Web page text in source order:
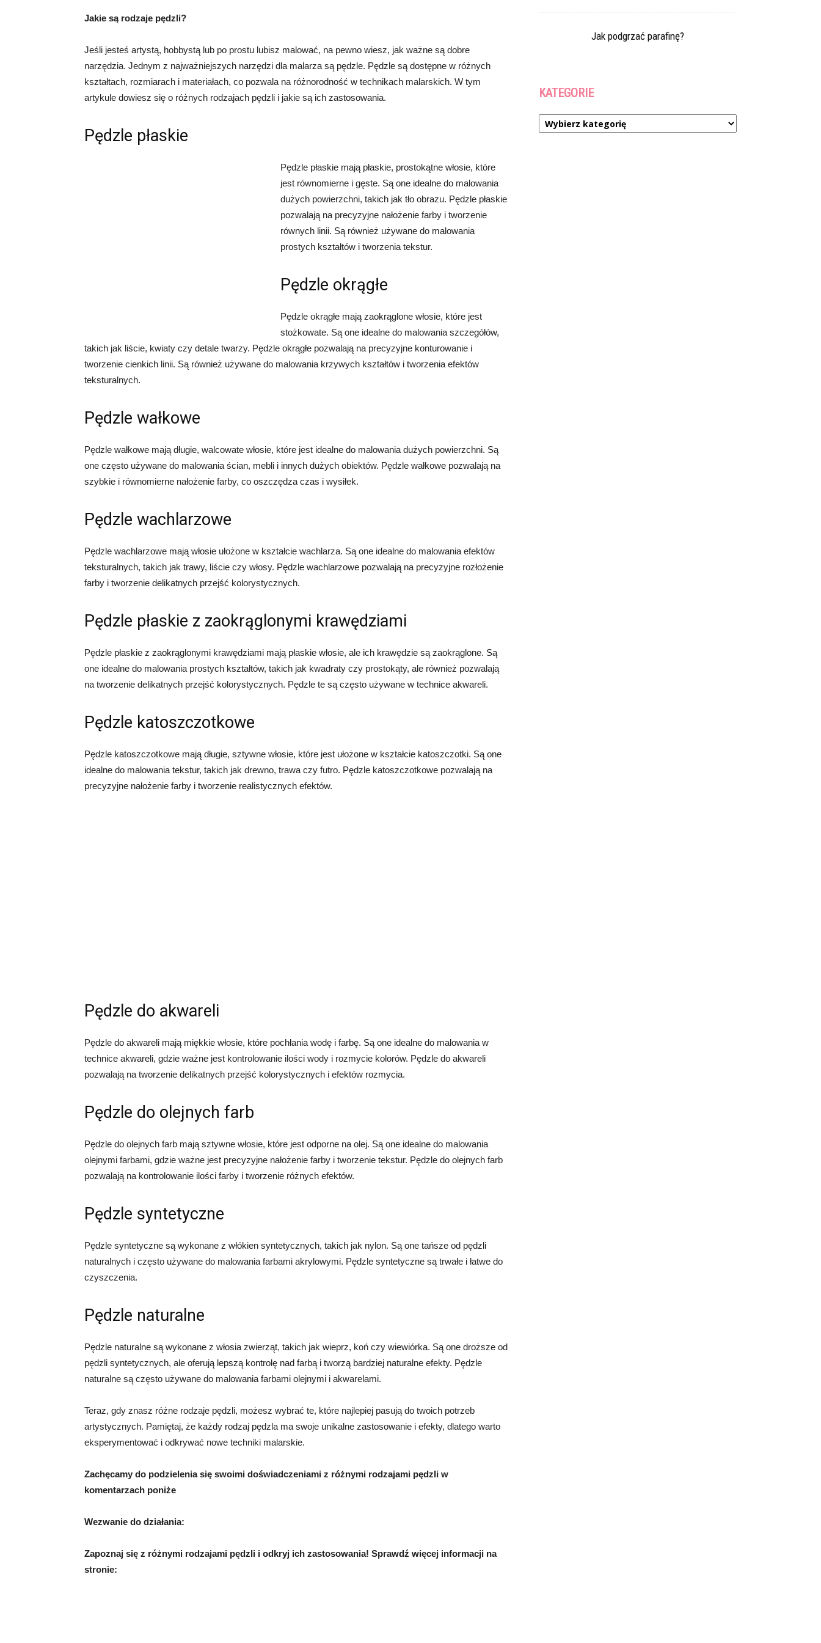
Jakie są rodzaje pędzli?
Jeśli jesteś artystą, hobbystą lub po prostu lubisz malować, na pewno wiesz, jak ważne są dobre
narzędzia. Jednym z najważniejszych narzędzi dla malarza są pędzle. Pędzle są dostępne w różnych
kształtach, rozmiarach i materiałach, co pozwala na różnorodność w technikach malarskich. W tym
artykule dowiesz się o różnych rodzajach pędzli i jakie są ich zastosowania.
Pędzle płaskie
Pędzle płaskie mają płaskie, prostokątne włosie, które
jest równomierne i gęste. Są one idealne do malowania
dużych powierzchni, takich jak tło obrazu. Pędzle płaskie
pozwalają na precyzyjne nałożenie farby i tworzenie
równych linii. Są również używane do malowania
prostych kształtów i tworzenia tekstur.
Pędzle okrągłe
Pędzle okrągłe mają zaokrąglone włosie, które jest
stożkowate. Są one idealne do malowania szczegółów,
takich jak liście, kwiaty czy detale twarzy. Pędzle okrągłe pozwalają na precyzyjne konturowanie i
tworzenie cienkich linii. Są również używane do malowania krzywych kształtów i tworzenia efektów
teksturalnych.
Pędzle wałkowe
Pędzle wałkowe mają długie, walcowate włosie, które jest idealne do malowania dużych powierzchni. Są
one często używane do malowania ścian, mebli i innych dużych obiektów. Pędzle wałkowe pozwalają na
szybkie i równomierne nałożenie farby, co oszczędza czas i wysiłek.
Pędzle wachlarzowe
Pędzle wachlarzowe mają włosie ułożone w kształcie wachlarza. Są one idealne do malowania efektów
teksturalnych, takich jak trawy, liście czy włosy. Pędzle wachlarzowe pozwalają na precyzyjne rozłożenie
farby i tworzenie delikatnych przejść kolorystycznych.
Pędzle płaskie z zaokrąglonymi krawędziami
Pędzle płaskie z zaokrąglonymi krawędziami mają płaskie włosie, ale ich krawędzie są zaokrąglone. Są
one idealne do malowania prostych kształtów, takich jak kwadraty czy prostokąty, ale również pozwalają
na tworzenie delikatnych przejść kolorystycznych. Pędzle te są często używane w technice akwareli.
Pędzle katoszczotkowe
Pędzle katoszczotkowe mają długie, sztywne włosie, które jest ułożone w kształcie katoszczotki. Są one
idealne do malowania tekstur, takich jak drewno, trawa czy futro. Pędzle katoszczotkowe pozwalają na
precyzyjne nałożenie farby i tworzenie realistycznych efektów.
Pędzle do akwareli
Pędzle do akwareli mają miękkie włosie, które pochłania wodę i farbę. Są one idealne do malowania w
technice akwareli, gdzie ważne jest kontrolowanie ilości wody i rozmycie kolorów. Pędzle do akwareli
pozwalają na tworzenie delikatnych przejść kolorystycznych i efektów rozmycia.
Pędzle do olejnych farb
Pędzle do olejnych farb mają sztywne włosie, które jest odporne na olej. Są one idealne do malowania
olejnymi farbami, gdzie ważne jest precyzyjne nałożenie farby i tworzenie tekstur. Pędzle do olejnych farb
pozwalają na kontrolowanie ilości farby i tworzenie różnych efektów.
Pędzle syntetyczne
Pędzle syntetyczne są wykonane z włókien syntetycznych, takich jak nylon. Są one tańsze od pędzli
naturalnych i często używane do malowania farbami akrylowymi. Pędzle syntetyczne są trwałe i łatwe do
czyszczenia.
Pędzle naturalne
Pędzle naturalne są wykonane z włosia zwierząt, takich jak wieprz, koń czy wiewiórka. Są one droższe od
pędzli syntetycznych, ale oferują lepszą kontrolę nad farbą i tworzą bardziej naturalne efekty. Pędzle
naturalne są często używane do malowania farbami olejnymi i akwarelami.
Teraz, gdy znasz różne rodzaje pędzli, możesz wybrać te, które najlepiej pasują do twoich potrzeb
artystycznych. Pamiętaj, że każdy rodzaj pędzla ma swoje unikalne zastosowanie i efekty, dlatego warto
eksperymentować i odkrywać nowe techniki malarskie.
Zachęcamy do podzielenia się swoimi doświadczeniami z różnymi rodzajami pędzli w
komentarzach poniże
Wezwanie do działania:
Zapoznaj się z różnymi rodzajami pędzli i odkryj ich zastosowania! Sprawdź więcej informacji na
stronie:
Jak podgrzać parafinę?
KATEGORIE
Kategorie